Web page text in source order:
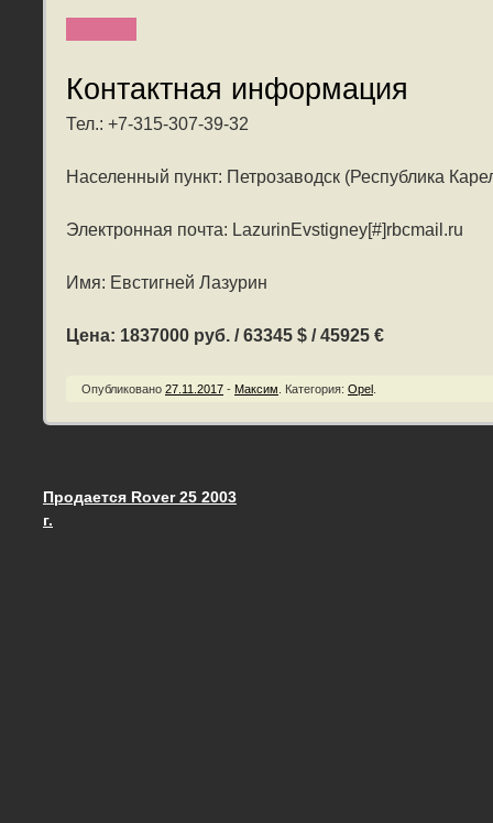
Контактная информация
Тел.: +7-315-307-39-32
Населенный пункт: Петрозаводск (Республика
Электронная почта: LazurinEvstigney[#]rbcmail.ru
Имя: Евстигней Лазурин
Цена: 1837000 руб. / 63345 $ / 45925 €
Опубликовано 27.11.2017 - Максим Категория: Opel
Запись навигация
Продается Rover 25 2003
г.